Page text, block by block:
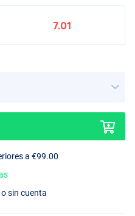
Halo
7.01
a €99.00
sin cuenta